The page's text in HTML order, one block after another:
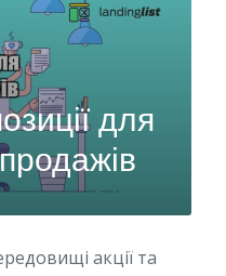
для
акції та